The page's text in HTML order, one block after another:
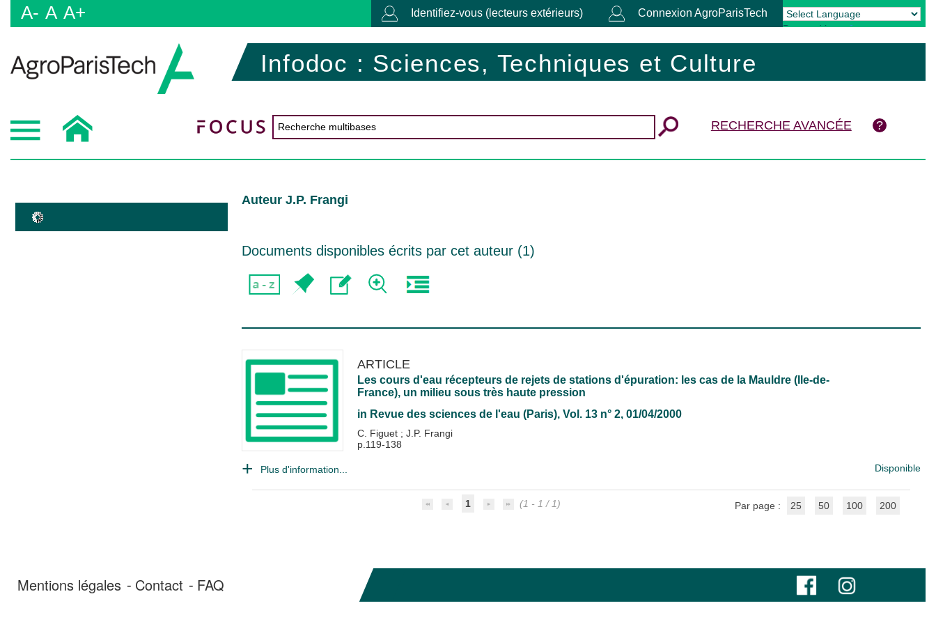
A- A A+ Identifiez-vous (lecteurs extérieurs) Connexion AgroParisTech
Powered by Translate
Infodoc : Sciences, Techniques et Culture
RECHERCHE AVANCÉE
Auteur J.P. Frangi
Documents disponibles écrits par cet auteur (1)
ARTICLE
Les cours d'eau récepteurs de rejets de stations d'épuration: les cas de la Mauldre (Ile-de-
France), un milieu sous très haute pression
in Revue des sciences de l'eau (Paris), Vol. 13 n° 2, 01/04/2000
C. Figuet ; J.P. Frangi
p.119-138
Plus d'information... Disponible
1 (1 - 1 / 1) Par page : 25 50 100 200
Mentions légales Contact FAQ